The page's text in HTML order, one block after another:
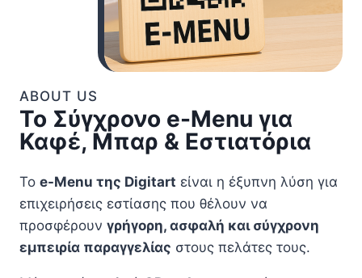
ABOUT US
Το Σύγχρονο e-Menu για
Καφέ, Μπαρ & Εστιατόρια
Το e-Menu της Digitart είναι η έξυπνη λύση για
επιχειρήσεις εστίασης που θέλουν να
προσφέρουν γρήγορη, ασφαλή και σύγχρονη
εμπειρία παραγγελίας στους πελάτες τους.